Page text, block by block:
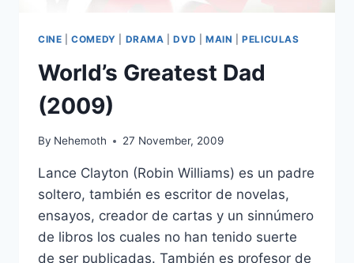
CINE |COMEDY DRAMA |DVD MAIN |PELICULAS
World’s Greatest Dad
(2009)
By Nehemoth 27 November, 2009
Lance Clayton (Robin Williams) es un padre
soltero, también es escritor de novelas,
ensayos, creador de cartas y un sinnúmero
de libros los cuales no han tenido suerte
de ser publicadas. También es profesor de